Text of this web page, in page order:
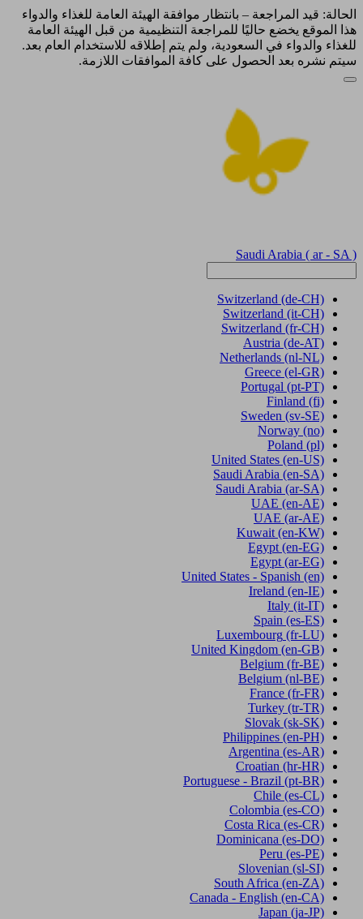
الحالة: قيد المراجعة – بانتظار موافقة الهيئة العامة للغذاء والدواء
هذا الموقع يخضع حاليًا للمراجعة التنظيمية من قبل الهيئة العامة
للغذاء والدواء في السعودية، ولم يتم إطلاقه للاستخدام العام بعد.
سيتم نشره بعد الحصول على كافة الموافقات اللازمة.
Saudi Arabia ( ar - SA )
Switzerland (de-CH)
Switzerland (it-CH)
Switzerland (fr-CH)
Austria (de-AT)
Netherlands (nl-NL)
Greece (el-GR)
Portugal (pt-PT)
Finland (fi)
Sweden (sv-SE)
Norway (no)
Poland (pl)
United States (en-US)
Saudi Arabia (en-SA)
Saudi Arabia (ar-SA)
UAE (en-AE)
UAE (ar-AE)
Kuwait (en-KW)
Egypt (en-EG)
Egypt (ar-EG)
United States - Spanish (en)
Ireland (en-IE)
Italy (it-IT)
Spain (es-ES)
Luxembourg (fr-LU)
United Kingdom (en-GB)
Belgium (fr-BE)
Belgium (nl-BE)
France (fr-FR)
Turkey (tr-TR)
Slovak (sk-SK)
Philippines (en-PH)
Argentina (es-AR)
Croatian (hr-HR)
Portuguese - Brazil (pt-BR)
Chile (es-CL)
Colombia (es-CO)
Costa Rica (es-CR)
Dominicana (es-DO)
Peru (es-PE)
Slovenian (sl-SI)
South Africa (en-ZA)
Canada - English (en-CA)
Japan (ja-JP)